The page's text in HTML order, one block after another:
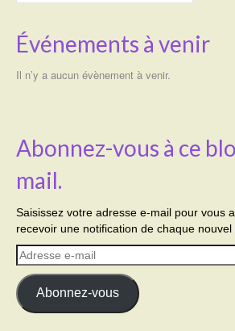
Événements à venir
Il n’y a aucun évènement à venir.
Abonnez-vous à ce
mail.
Saisissez votre adresse e-mail pour vous
recevoir une notification de chaque nouvel
Adresse
e-
mail
Abonnez-vous